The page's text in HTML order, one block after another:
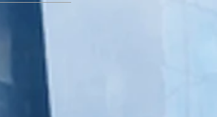
15件の記事
21件の記事
18件の記事
23件の記事